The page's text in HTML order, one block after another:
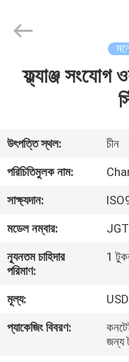
বাড়ি
আমাদের
সম্পর্কে
কারখানা
ভ্রমণ
মান
নিয়ন্ত্রণ
Structure
Reserved.ফ্ল্যাঞ্জ সংযোগ
উৎপত্তি স্থল:
চীন
পরিচিতিমুলক নাম:
সাক্ষ্যদান:
মডেল নম্বার:
ন্যূনতম চাহিদার
পরিমাণ:
1
মূল্য:
প্যাকেজিং বিবরণ:
জন্য